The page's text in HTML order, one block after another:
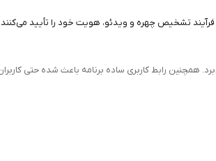
فرآیند تشخیص چهره و ویدئو، هویت خود را تأیید
رابط کاربری ساده برنامه باعث شده حتی کاربران